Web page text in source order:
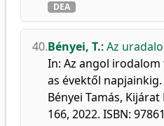
DEA
40.Bényei, T.: Az
In: Az angol irodalom
as évektől napjainkig.
Bényei Tamás,
166, 2022. ISBN: